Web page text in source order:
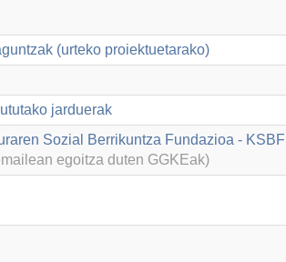
(urteko proiektuetarako)
jarduerak
Sozial Berrikuntza Fundazioa - KSBF
egoitza duten GGKEak)